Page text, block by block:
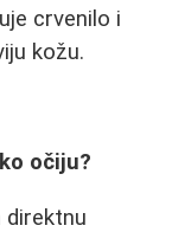
crvenilo i
kožu.
očiju?
direktnu